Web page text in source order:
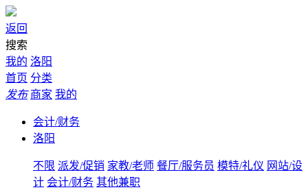
返回
搜索
我的 洛阳
首页 分类
发布 商家 我的
会计/财务
洛阳
不限 派发/促销 家教/老师 餐厅/服务员 模特/礼仪 网站/设
计 会计/财务 其他兼职